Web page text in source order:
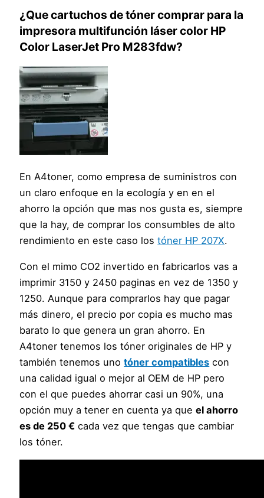
¿Que cartuchos de tóner comprar para la
impresora multifunción láser color HP
Color LaserJet Pro M283fdw?
En A4toner, como empresa de suministros con
un claro enfoque en la ecología y en en el
ahorro la opción que mas nos gusta es, siempre
que la hay, de comprar los consumbles de alto
rendimiento en este caso lostóner HP 207X.
Con el mimo CO2 invertido en fabricarlos vas a
imprimir 3150 y 2450 paginas en vez de 1350 y
1250. Aunque para comprarlos hay que pagar
más dinero, el precio por copia es mucho mas
barato lo que genera un gran ahorro. En
A4toner tenemos los tóner originales de HP y
también tenemos unotóner compatibles con
una calidad igual o mejor al OEM de HP pero
con el que puedes ahorrar casi un 90%, una
opción muy a tener en cuenta ya queel ahorro
es de 250 € cada vez que tengas que cambiar
los tóner.